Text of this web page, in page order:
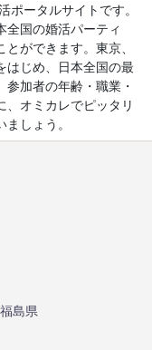
ポータルサイトです。
全国の婚活パーティ
ができます。東京、
はじめ、日本全国の最
加者の年齢・職業・
、オミカレでピッタリ
しょう。
福島県